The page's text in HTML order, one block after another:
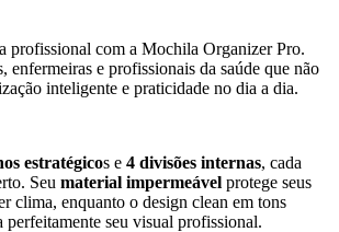
profissional com a Mochila Organizer Pro.
enfermeiras e profissionais da saúde que não
inteligente e praticidade no dia a dia.
estratégicos e 4 divisões internas, cada
Seu material impermeável protege seus
clima, enquanto o design clean em tons
perfeitamente seu visual profissional.